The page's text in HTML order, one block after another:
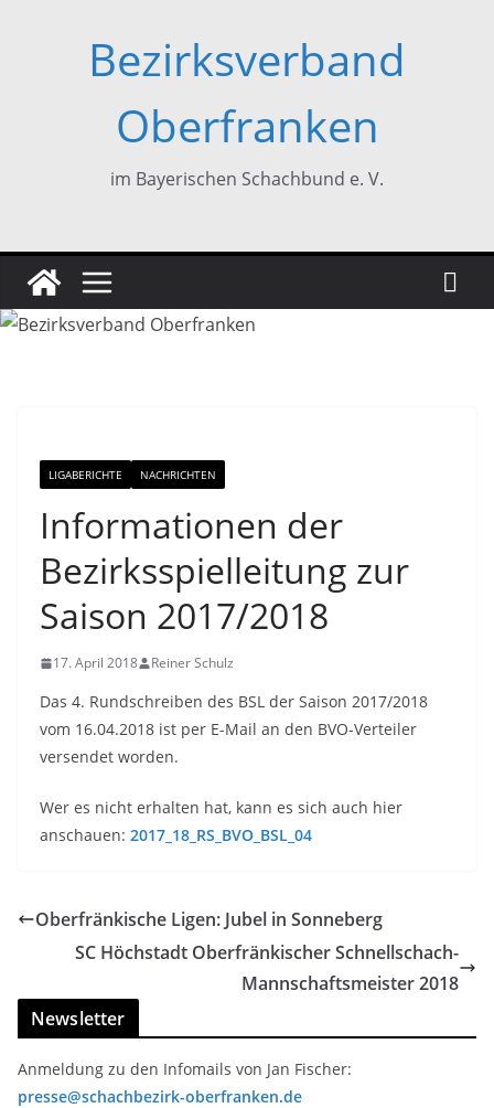
Bezirksverband
Oberfranken
im Bayerischen Schachbund e. V.
LIGABERICHTE NACHRICHTEN
Informationen der
Bezirksspielleitung zur
Saison 2017/2018
17. April 2018 Reiner Schulz
Das 4. Rundschreiben des BSL der Saison 2017/2018
vom 16.04.2018 ist per E-Mail an den BVO-Verteiler
versendet worden.
Wer es nicht erhalten hat, kann es sich auch hier
anschauen: 2017_18_RS_BVO_BSL_04
Oberfränkische Ligen: Jubel in Sonneberg
SC Höchstadt Oberfränkischer Schnellschach-
Mannschaftsmeister 2018
Newsletter
Anmeldung zu den Infomails von Jan Fischer:
presse@schachbezirk-oberfranken.de